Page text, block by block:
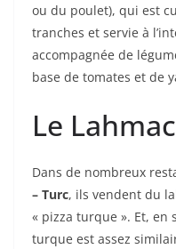
ou du poulet), qui est
tranches et servie à
accompagnée de
base de tomates et de
Le
Dans de nombreux
– Turc, ils vendent du
« pizza turque ». Et, en
turque est assez